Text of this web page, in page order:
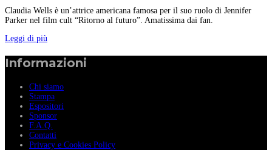
Claudia Wells è un’attrice americana famosa per il suo ruolo di Jennifer
Parker nel film cult “Ritorno al futuro”. Amatissima dai fan.
Leggi di più
Informazioni
Chi siamo
Stampa
Espositori
Sponsor
F.A.Q.
Contatti
Privacy e Cookies Policy